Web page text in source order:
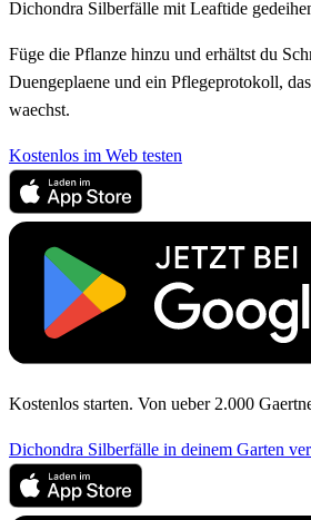
Dichondra Silberfälle mit Leaftide
Füge die Pflanze hinzu und erhältst du
Duengeplaene und ein Pflegeprotokoll,
waechst.
Kostenlos im Web testen
Kostenlos starten. Von ueber 2.000
Dichondra Silberfälle in deinem Garten